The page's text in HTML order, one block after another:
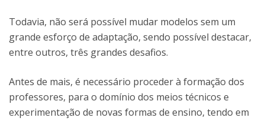
Todavia, não será possível mudar modelos sem um
grande esforço de adaptação, sendo possível destacar,
entre outros, três grandes desafios.
Antes de mais, é necessário proceder à formação dos
professores, para o domínio dos meios técnicos e
experimentação de novas formas de ensino, tendo em